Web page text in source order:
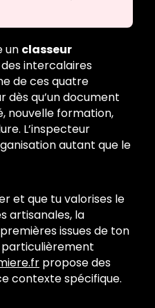
un classeur
intercalaires
de ces quatre
dès qu’un document
nouvelle formation,
L’inspecteur
autant que le
et que tu valorises le
artisanales, la
issues de ton
propose des
contexte spécifique.